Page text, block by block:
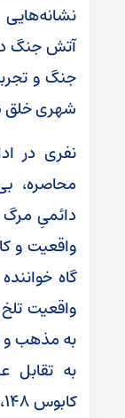
آتش جنگ
جنگ و
شهری
نفری در
محاصره،
دائمیِ
واقعیت و
گاه
واقعیت
به مذهب و
به